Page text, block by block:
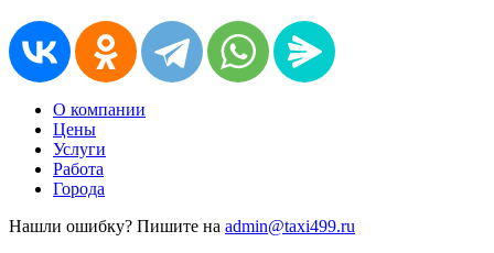
О компании
Цены
Услуги
Работа
Города
Нашли ошибку? Пишите на admin@taxi499.ru